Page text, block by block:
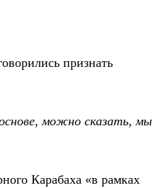
признать
можно сказать, мы
Карабаха «в рамках